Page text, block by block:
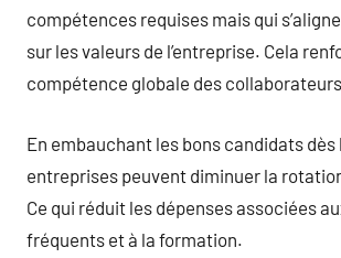
compétences requises mais qui
sur les valeurs de l’entreprise. Cela
compétence globale des
En embauchant les bons candidats dès
entreprises peuvent diminuer la
Ce qui réduit les dépenses associées
fréquents et à la formation.